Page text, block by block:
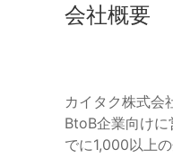
会社概要
カイタク株式会
BtoB企業向け
でに1,000以上